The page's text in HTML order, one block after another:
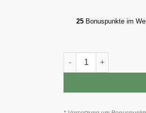
25 Bonuspunkte im
MST - Enzymes 60